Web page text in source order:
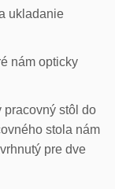
ukladanie
nám opticky
pracovný stôl do
stola nám
pre dve